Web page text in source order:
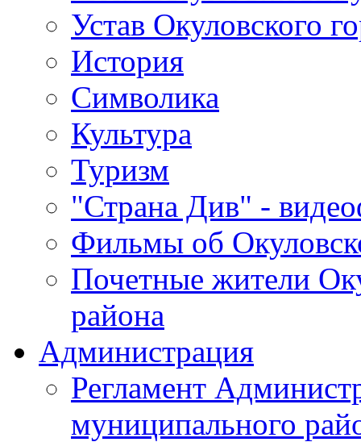
Устав Окуловского
История
Символика
Культура
Туризм
"Страна Див" -
Фильмы об
Почетные жители
района
Администрация
Регламент
муниципального